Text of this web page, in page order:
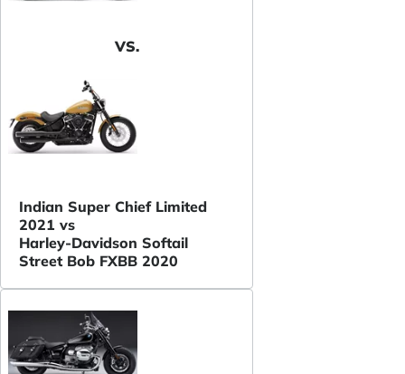
VS.
Indian Super Chief Limited
2021 vs
Harley-Davidson Softail
Street Bob FXBB 2020